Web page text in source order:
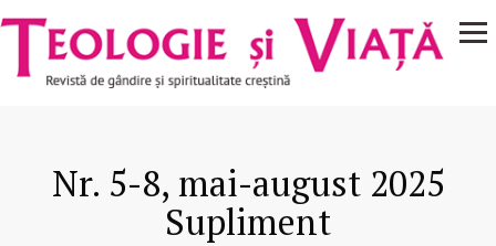
Mergi la conţinutul principal
Navigare
principală
Nr. 5-8, mai-august 2025
Supliment